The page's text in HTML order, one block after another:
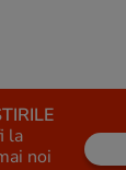
la
noi